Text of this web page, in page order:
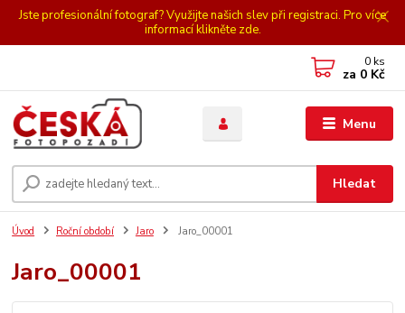
Jste profesionální fotograf? Využijte našich slev při registraci. Pro více
informací klikněte zde.
Menu
Hledat
0 ks
za 0 Kč
Úvod Roční období Jaro Jaro_00001
Jaro_00001